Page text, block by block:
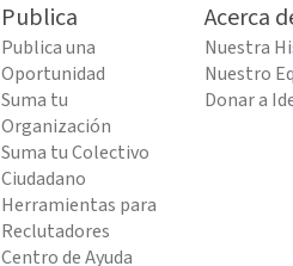
Publica
Publica una
Oportunidad
Suma tu
Organización
Suma tu Colectivo
Ciudadano
Herramientas para
Reclutadores
Centro de Ayuda
Acerca
Nuestra
Nuestro
Donar a